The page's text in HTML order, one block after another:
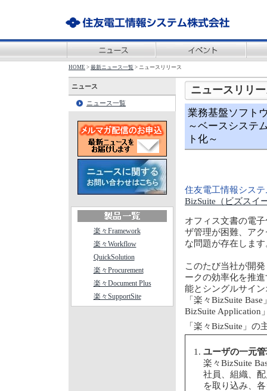
HOME > 最新ニュース一覧 > ニュースリリース
ニュース
ニュース一覧
楽々Framework
楽々Workflow
QuickSolution
楽々Procurement
楽々Document Plus
楽々SupportSite
ニュースリリ
業務基盤ソフト
～ベースシステ
ト化～
住友電工情報シス
BizSuite（ビズスイ
オフィス文書の電
ザ管理が困難、ア
な問題が存在します
このたび当社が開
ークの効率化を推
能とシングルサイ
「楽々BizSuite
BizSuite Application
「楽々BizSuite」
ユーザの一元
楽々BizSuite
社員、組織、
を取り込み、